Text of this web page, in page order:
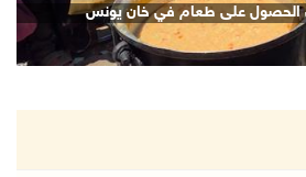
الوطني تناقش التر ...
الحصول على طعام في خان يونس